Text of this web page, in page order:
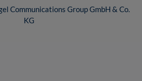
Communications Group GmbH & Co.
KG